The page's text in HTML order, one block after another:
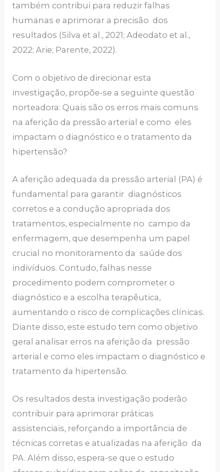
também contribui para reduzir falhas
humanas e aprimorar a precisão dos
resultados (Silva et al., 2021; Adeodato et al.,
2022; Arie; Parente, 2022).
Com o objetivo de direcionar esta
investigação, propõe-se a seguinte questão
norteadora: Quais são os erros mais comuns
na aferição da pressão arterial e como eles
impactam o diagnóstico e o tratamento da
hipertensão?
A aferição adequada da pressão arterial (PA) é
fundamental para garantir diagnósticos
corretos e a condução apropriada dos
tratamentos, especialmente no campo da
enfermagem, que desempenha um papel
crucial no monitoramento da saúde dos
indivíduos. Contudo, falhas nesse
procedimento podem comprometer o
diagnóstico e a escolha terapêutica,
aumentando o risco de complicações clínicas.
Diante disso, este estudo tem como objetivo
geral analisar erros na aferição da pressão
arterial e como eles impactam o diagnóstico e
tratamento da hipertensão.
Os resultados desta investigação poderão
contribuir para aprimorar práticas
assistenciais, reforçando a importância de
técnicas corretas e atualizadas na aferição da
PA. Além disso, espera-se que o estudo